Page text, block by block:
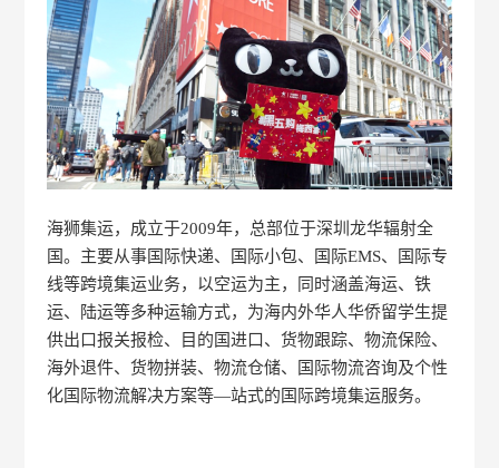
海狮集运，成立于2009年，总部位于深圳龙华辐射全
国。主要从事国际快递、国际小包、国际EMS、国际专
线等跨境集运业务，以空运为主，同时涵盖海运、铁
运、陆运等多种运输方式，为海内外华人华侨留学生提
供出口报关报检、目的国进口、货物跟踪、物流保险、
海外退件、货物拼装、物流仓储、国际物流咨询及个性
化国际物流解决方案等—站式的国际跨境集运服务。